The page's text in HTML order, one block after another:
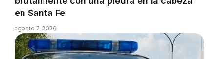
en Santa Fe
agosto 7, 2026